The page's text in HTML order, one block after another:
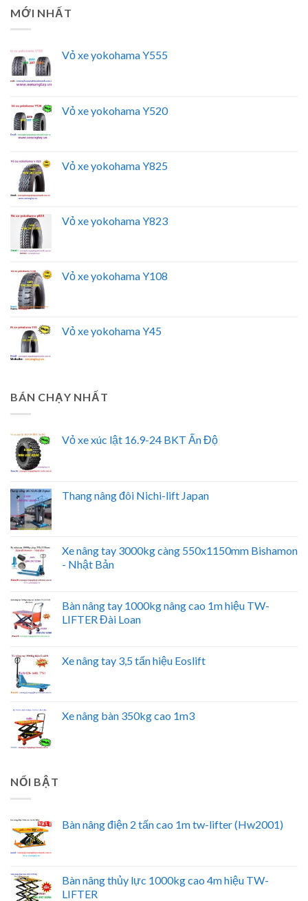
MỚI NHẤT
Vỏ xe yokohama Y555
Vỏ xe yokohama Y520
Vỏ xe yokohama Y825
Vỏ xe yokohama Y823
Vỏ xe yokohama Y108
Vỏ xe yokohama Y45
BÁN CHẠY NHẤT
Vỏ xe xúc lật 16.9-24 BKT Ấn Độ
Thang nâng đôi Nichi-lift Japan
Xe nâng tay 3000kg càng 550x1150mm Bishamon
- Nhật Bản
Bàn nâng tay 1000kg nâng cao 1m hiệu TW-
LIFTER Đài Loan
Xe nâng tay 3,5 tấn hiệu Eoslift
Xe nâng bàn 350kg cao 1m3
NỔI BẬT
Bàn nâng điện 2 tấn cao 1m tw-lifter (Hw2001)
Bàn nâng thủy lực 1000kg cao 4m hiệu TW-
LIFTER